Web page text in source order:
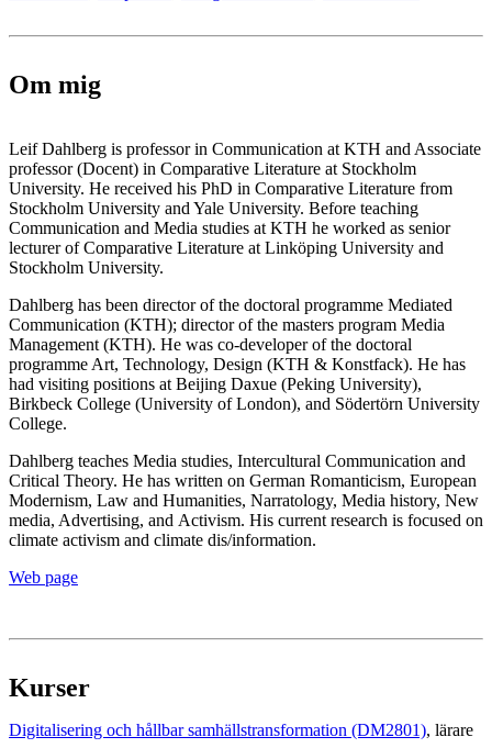
Om mig
Leif Dahlberg is professor in Communication at KTH and Associate
professor (Docent) in Comparative Literature at Stockholm
University. He received his PhD in Comparative Literature from
Stockholm University and Yale University. Before teaching
Communication and Media studies at KTH he worked as senior
lecturer of Comparative Literature at Linköping University and
Stockholm University.
Dahlberg has been director of the doctoral programme Mediated
Communication (KTH); director of the masters program Media
Management (KTH). He was co-developer of the doctoral
programme Art, Technology, Design (KTH & Konstfack). He has
had visiting positions at Beijing Daxue (Peking University),
Birkbeck College (University of London), and Södertörn University
College.
Dahlberg teaches Media studies, Intercultural Communication and
Critical Theory. He has written on German Romanticism, European
Modernism, Law and Humanities, Narratology, Media history, New
media, Advertising, and Activism. His current research is focused on
climate activism and climate dis/information.
Web page
Kurser
Digitalisering och hållbar samhällstransformation (DM2801), lärare